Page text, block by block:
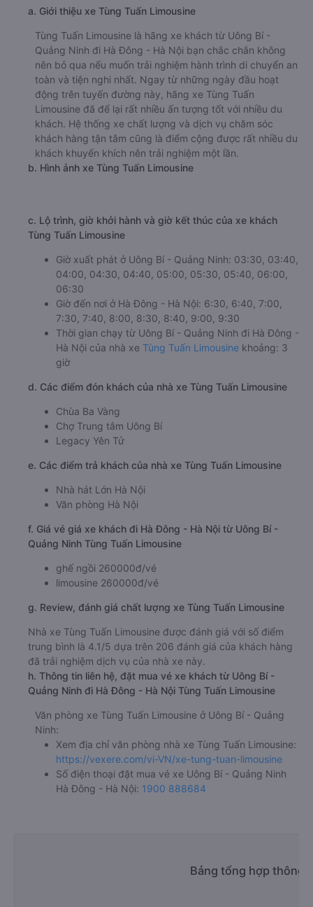
a. Giới thiệu xe Tùng Tuấn Limousine
Tùng Tuấn Limousine là hãng xe khách từ Uông Bí -
Quảng Ninh đi Hà Đông - Hà Nội bạn chắc chắn không
nên bỏ qua nếu muốn trải nghiệm hành trình di chuyển an
toàn và tiện nghi nhất. Ngay từ những ngày đầu hoạt
động trên tuyến đường này, hãng xe Tùng Tuấn
Limousine đã để lại rất nhiều ấn tượng tốt với nhiều du
khách. Hệ thống xe chất lượng và dịch vụ chăm sóc
khách hàng tận tâm cũng là điểm cộng được rất nhiều du
khách khuyến khích nên trải nghiệm một lần.
b. Hình ảnh xe Tùng Tuấn Limousine
c. Lộ trình, giờ khởi hành và giờ kết thúc của xe khách
Tùng Tuấn Limousine
Giờ xuất phát ở Uông Bí - Quảng Ninh: 03:30, 03:40,
04:00, 04:30, 04:40, 05:00, 05:30, 05:40, 06:00,
06:30
Giờ đến nơi ở Hà Đông - Hà Nội: 6:30, 6:40, 7:00,
7:30, 7:40, 8:00, 8:30, 8:40, 9:00, 9:30
Thời gian chạy từ Uông Bí - Quảng Ninh đi Hà Đông -
Hà Nội của nhà xe Tùng Tuấn Limousine khoảng: 3
giờ
d. Các điểm đón khách của nhà xe Tùng Tuấn Limousine
Chùa Ba Vàng
Chợ Trung tâm Uông Bí
Legacy Yên Tử
e. Các điểm trả khách của nhà xe Tùng Tuấn Limousine
Nhà hát Lớn Hà Nội
Văn phòng Hà Nội
f. Giá vé giá xe khách đi Hà Đông - Hà Nội từ Uông Bí -
Quảng Ninh Tùng Tuấn Limousine
ghế ngồi 260000đ/vé
limousine 260000đ/vé
g. Review, đánh giá chất lượng xe Tùng Tuấn Limousine
Nhà xe Tùng Tuấn Limousine được đánh giá với số điểm
trung bình là 4.1/5 dựa trên 206 đánh giá của khách hàng
đã trải nghiệm dịch vụ của nhà xe này.
h. Thông tin liên hệ, đặt mua vé xe khách từ Uông Bí -
Quảng Ninh đi Hà Đông - Hà Nội Tùng Tuấn Limousine
Văn phòng xe Tùng Tuấn Limousine ở Uông Bí - Quảng
Ninh:
Xem địa chỉ văn phòng nhà xe Tùng Tuấn Limousine:
https://vexere.com/vi-VN/xe-tung-tuan-limousine
Số điện thoại đặt mua vé xe Uông Bí - Quảng Ninh
Hà Đông - Hà Nội: 1900 888684
Bảng tổng hợp thông